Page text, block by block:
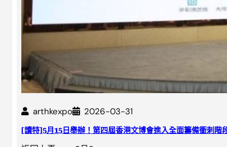
arthkexpo 2026-03-31
[讀特]5月15日舉辦！第四屆香港文博會進入全面籌備衝刺階